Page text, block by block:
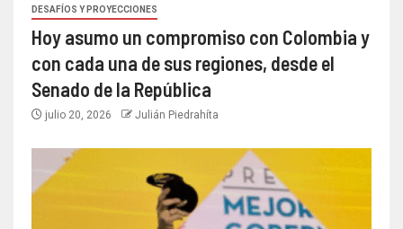
DESAFÍOS Y PROYECCIONES
Hoy asumo un compromiso con Colombia y
con cada una de sus regiones, desde el
Senado de la República
julio 20, 2026 Julián Piedrahíta